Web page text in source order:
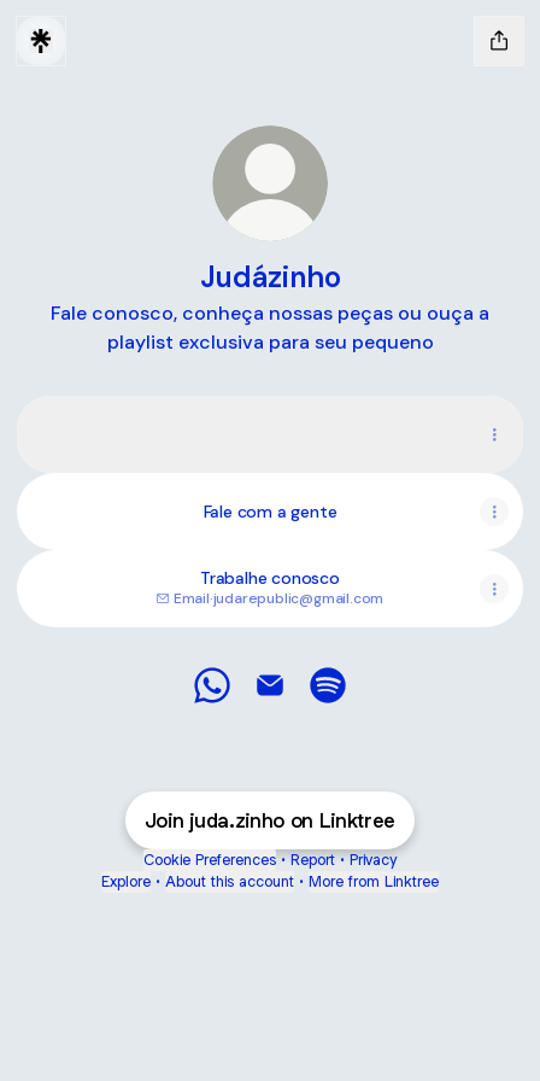
Judázinho
Fale conosco, conheça nossas peças ou ouça a
playlist exclusiva para seu pequeno
Fale com a gente
Trabalhe conosco
Email·judarepublic@gmail.com
Join juda.zinho on Linktree
Cookie Preferences • Report • Privacy
Explore • About this account • More from Linktree